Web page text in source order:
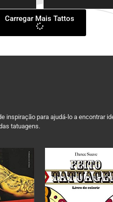
Carregar Mais Tattos
para ajudá-lo a encontrar
tatuagens.